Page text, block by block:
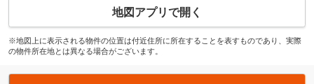
地図アプリで開く
※地図上に表示される物件の位置は付近住所に所在することを表すものであり、実際
の物件所在地とは異なる場合がございます。